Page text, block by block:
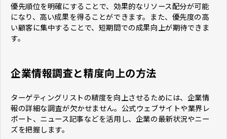
優先順位を明確にすることで、効果的なリソース配分が可能
になり、高い成果を得ることができます。また、優先度の高
い顧客に集中することで、短期間での成果向上が期待できま
す。
企業情報調査と精度向上の方法
ターゲティングリストの精度を向上させるためには、企業情
報の詳細な調査が欠かせません。公式ウェブサイトや業界レ
ポート、ニュース記事などを活用し、企業の最新状況やニー
ズを把握します。